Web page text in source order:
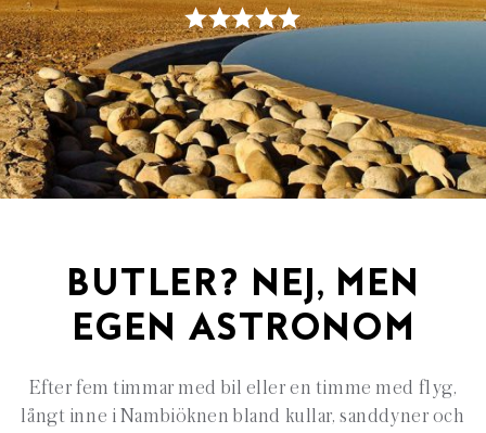
BUTLER? NEJ, MEN
EGEN ASTRONOM
Efter fem timmar med bil eller en timme med flyg,
långt inne i Nambiöknen bland kullar, sanddyner och